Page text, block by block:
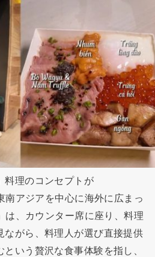
料理のコンセプトが
南アジアを中心に海外に広まっ
は、カウンター席に座り、料理
ながら、料理人が選び直接提供
いう贅沢な食事体験を指し、